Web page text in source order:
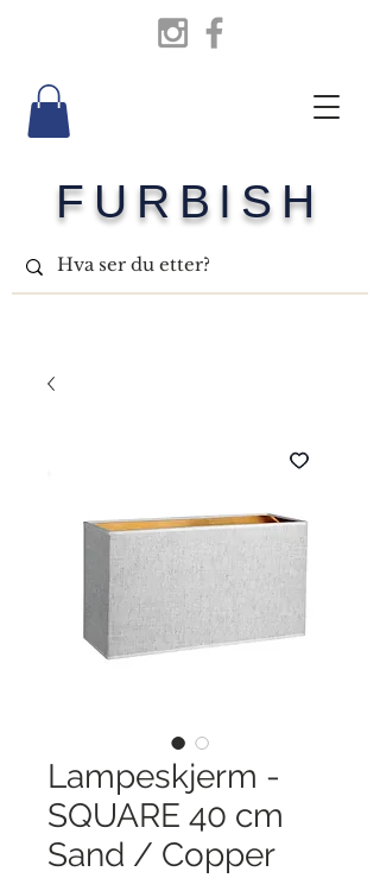
FURBISH
Lampeskjerm -
SQUARE 40 cm
Sand / Copper